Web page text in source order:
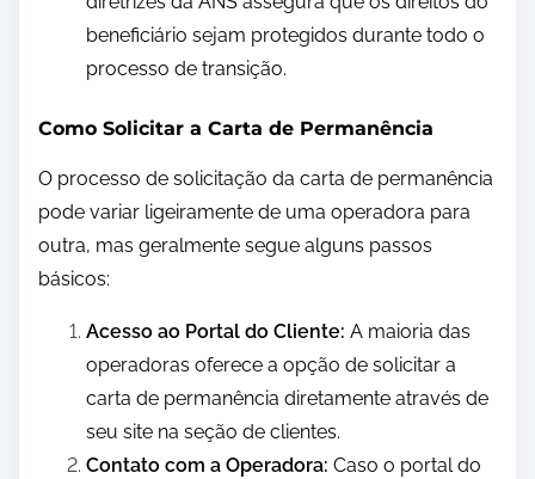
beneficiário sejam protegidos durante todo o
processo de transição.
Como Solicitar a Carta de Permanência
O processo de solicitação da carta de permanência
pode variar ligeiramente de uma operadora para
outra, mas geralmente segue alguns passos
básicos:
Acesso ao Portal do Cliente: A maioria das
operadoras oferece a opção de solicitar a
carta de permanência diretamente através de
seu site na seção de clientes.
Contato com a Operadora: Caso o portal do